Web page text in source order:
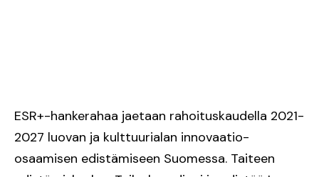
ESR+-hankerahaa jaetaan rahoituskaudella 2021-
2027 luovan ja kulttuurialan innovaatio-
osaamisen edistämiseen Suomessa. Taiteen